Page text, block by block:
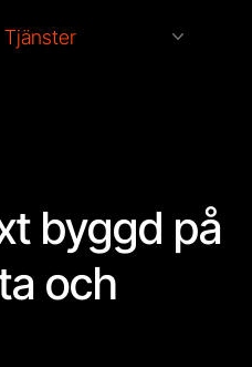
Tjänster
byggd på
och